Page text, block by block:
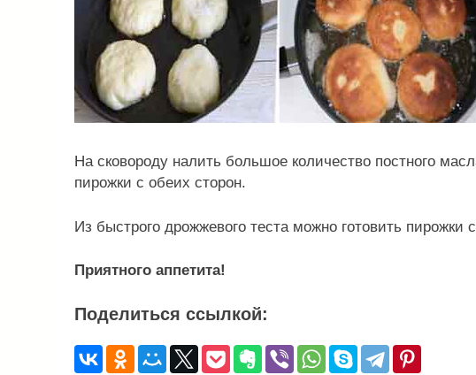
На сковороду налить большое количество постного
пирожки с обеих сторон.
Из быстрого дрожжевого теста можно готовить
Приятного аппетита!
Поделиться ссылкой: